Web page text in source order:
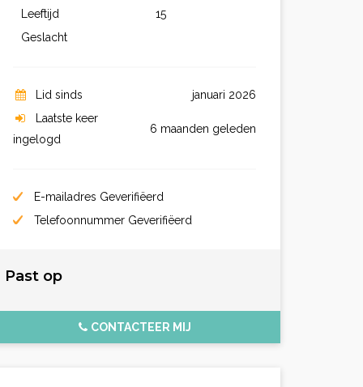
Leeftijd
15
Geslacht
Lid sinds
januari 2026
Laatste keer
ingelogd
6 maanden geleden
E-mailadres Geverifiëerd
Telefoonnummer Geverifiëerd
Past op
CONTACTEER MIJ